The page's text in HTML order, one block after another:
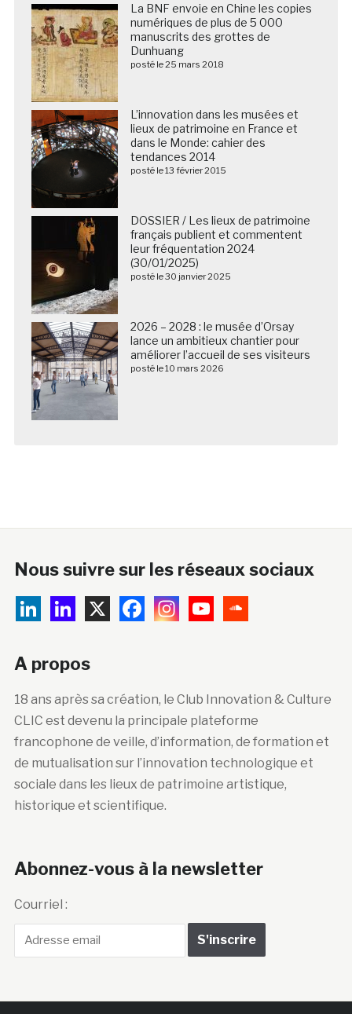
La BNF envoie en Chine les copies
numériques de plus de 5 000
manuscrits des grottes de
Dunhuang
posté le 25 mars 2018
L’innovation dans les musées et
lieux de patrimoine en France et
dans le Monde: cahier des
tendances 2014
posté le 13 février 2015
DOSSIER / Les lieux de patrimoine
français publient et commentent
leur fréquentation 2024
(30/01/2025)
posté le 30 janvier 2025
2026 – 2028 : le musée d’Orsay
lance un ambitieux chantier pour
améliorer l’accueil de ses visiteurs
posté le 10 mars 2026
Nous suivre sur les réseaux sociaux
A propos
18 ans après sa création, le Club Innovation & Culture
CLIC est devenu la principale plateforme
francophone de veille, d’information, de formation et
de mutualisation sur l’innovation technologique et
sociale dans les lieux de patrimoine artistique,
historique et scientifique.
Abonnez-vous à la newsletter
Courriel :